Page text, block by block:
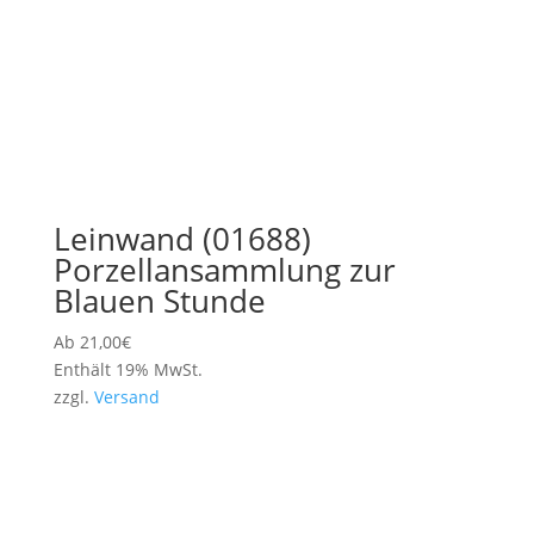
Leinwand (01688)
Porzellansammlung zur
Blauen Stunde
Ab 21,00€
Enthält 19% MwSt.
zzgl. Versand